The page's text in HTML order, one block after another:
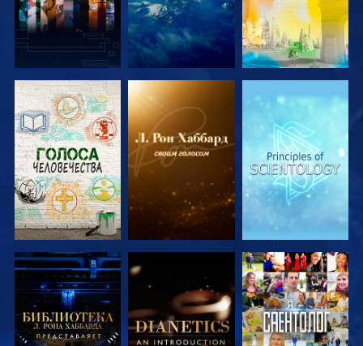
СМОТРЕТЬ
ПЕРЕДАЧИ
СМОТРЕТЬ
ПЕРЕДАЧИ
СМОТРЕТЬ
ПЕРЕДАЧИ
СМОТРЕТЬ
ПЕРЕДАЧИ
СМОТРЕТЬ
ПЕРЕДАЧИ
СМОТРЕТЬ